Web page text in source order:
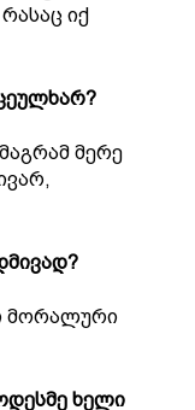
იქ
მერე
მორალური
ხელი